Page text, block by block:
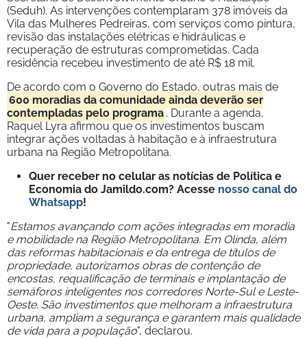
(Seduh). As intervenções contemplaram 378 imóveis da
Vila das Mulheres Pedreiras, com serviços como pintura,
revisão das instalações elétricas e hidráulicas e
recuperação de estruturas comprometidas. Cada
residência recebeu investimento de até R$ 18 mil.
De acordo com o Governo do Estado, outras mais de
600 moradias da comunidade ainda deverão ser
contempladas pelo programa. Durante a agenda,
Raquel Lyra afirmou que os investimentos buscam
integrar ações voltadas à habitação e à infraestrutura
urbana na Região Metropolitana.
Quer receber no celular as notícias de Política e
Economia do Jamildo.com? Acesse nosso canal do
Whatsapp!
"Estamos avançando com ações integradas em moradia
e mobilidade na Região Metropolitana. Em Olinda, além
das reformas habitacionais e da entrega de títulos de
propriedade, autorizamos obras de contenção de
encostas, requalificação de terminais e implantação de
semáforos inteligentes nos corredores Norte-Sul e Leste-
Oeste. São investimentos que melhoram a infraestrutura
urbana, ampliam a segurança e garantem mais qualidade
de vida para a população", declarou.